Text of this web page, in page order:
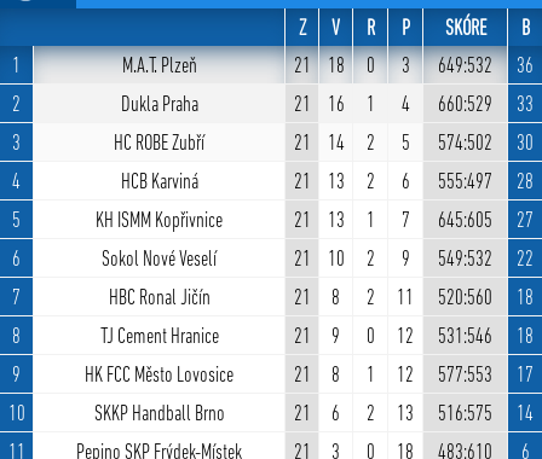
Z V R P SKÓRE
B
1
M.A.T. Plzeň 21 18 0 3 649:532
36
2
Dukla Praha 21 16 1 4 660:529
33
3
HC ROBE Zubří 21 14 2 5 574:502
30
4
HCB Karviná 21 13 2 6 555:497
28
5
KH ISMM Kopřivnice 21 13 1 7 645:605
27
6
Sokol Nové Veselí 21 10 2 9 549:532
22
7
HBC Ronal Jičín 21 8 2 11 520:560
18
8
TJ Cement Hranice 21 9 0 12 531:546
18
9
HK FCC Město Lovosice 21 8 1 12 577:553
17
10
SKKP Handball Brno 21 6 2 13 516:575
14
11
Pepino SKP Frýdek-Místek 21 3 0 18 483:610
6